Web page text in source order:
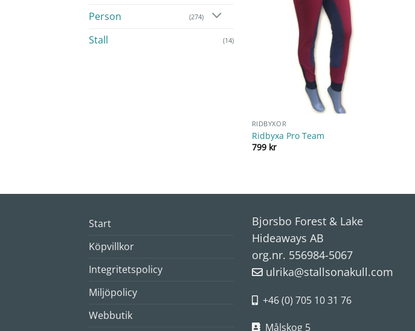
Person (274)
Stall (14)
RIDBYXOR
Ridbyxa Pro Team
799 kr
Start
Köpvillkor
Integritetspolicy
Miljöpolicy
Webbutik
Bjorsbo Forest & Lake
Hideaways AB
org.nr. 556984-5067
ulrika@stallsonakull.com
+46 (0) 705 10 31 76
Målskog 5